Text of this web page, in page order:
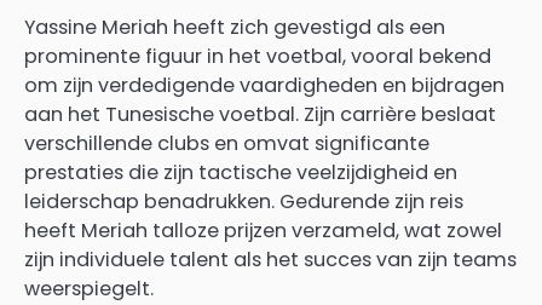
Yassine Meriah heeft zich gevestigd als een
prominente figuur in het voetbal, vooral bekend
om zijn verdedigende vaardigheden en bijdragen
aan het Tunesische voetbal. Zijn carrière beslaat
verschillende clubs en omvat significante
prestaties die zijn tactische veelzijdigheid en
leiderschap benadrukken. Gedurende zijn reis
heeft Meriah talloze prijzen verzameld, wat zowel
zijn individuele talent als het succes van zijn teams
weerspiegelt.